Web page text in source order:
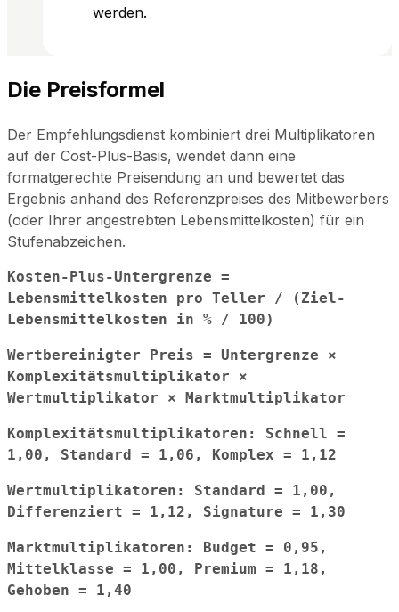
werden.
Die Preisformel
Der Empfehlungsdienst kombiniert drei Multiplikatoren
auf der Cost-Plus-Basis, wendet dann eine
formatgerechte Preisendung an und bewertet das
Ergebnis anhand des Referenzpreises des Mitbewerbers
(oder Ihrer angestrebten Lebensmittelkosten) für ein
Stufenabzeichen.
Kosten-Plus-Untergrenze =
Lebensmittelkosten pro Teller / (Ziel-
Lebensmittelkosten in % / 100)
Wertbereinigter Preis = Untergrenze ×
Komplexitätsmultiplikator ×
Wertmultiplikator × Marktmultiplikator
Komplexitätsmultiplikatoren: Schnell =
1,00, Standard = 1,06, Komplex = 1,12
Wertmultiplikatoren: Standard = 1,00,
Differenziert = 1,12, Signature = 1,30
Marktmultiplikatoren: Budget = 0,95,
Mittelklasse = 1,00, Premium = 1,18,
Gehoben = 1,40